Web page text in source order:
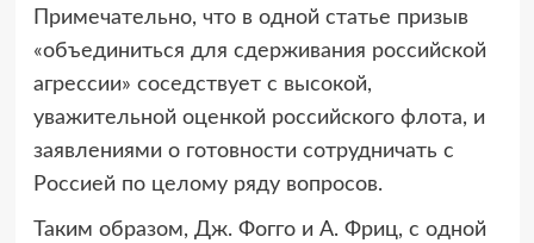
Примечательно, что в одной статье призыв
«объединиться для сдерживания российской
агрессии» соседствует с высокой,
уважительной оценкой российского флота, и
заявлениями о готовности сотрудничать с
Россией по целому ряду вопросов.
Таким образом, Дж. Фогго и А. Фриц, с одной